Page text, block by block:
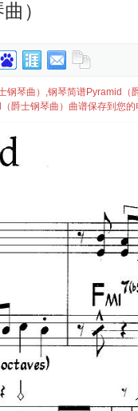
）
琴曲）,钢琴简谱Pyramid（
爵士钢琴曲）曲谱保存到您的